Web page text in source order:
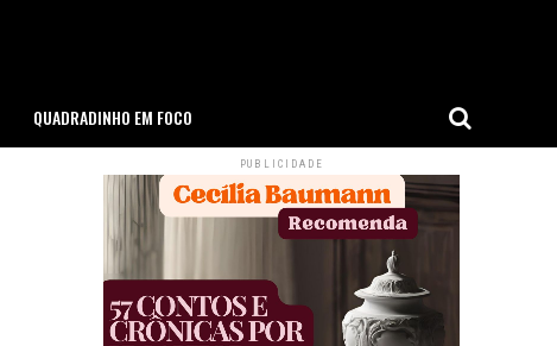
QUADRADINHO EM FOCO
PUBLICIDADE